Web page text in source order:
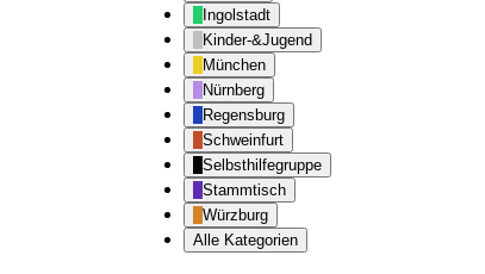
Ingolstadt
Kinder-&Jugend
München
Nürnberg
Regensburg
Schweinfurt
Selbsthilfegruppe
Stammtisch
Würzburg
Alle Kategorien